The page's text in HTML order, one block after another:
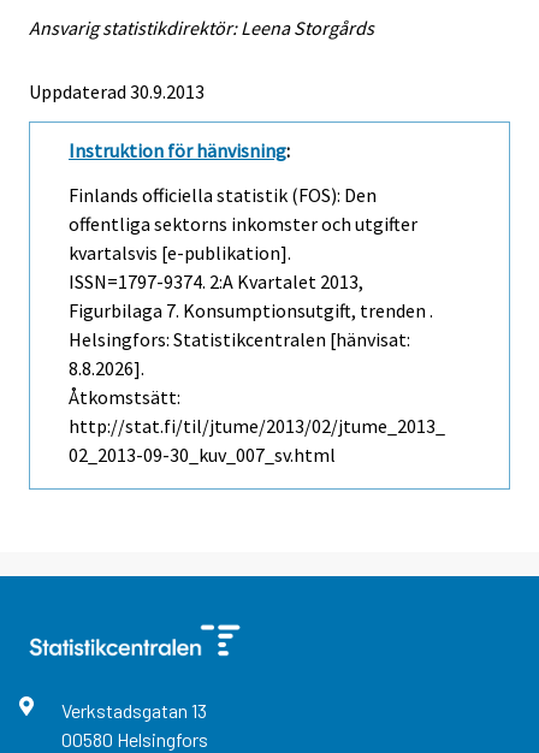
Ansvarig statistikdirektör: Leena Storgårds
Uppdaterad 30.9.2013
Instruktion för hänvisning:
Finlands officiella statistik (FOS): Den
offentliga sektorns inkomster och utgifter
kvartalsvis [e-publikation].
ISSN=1797-9374. 2:a Kvartalet 2013,
Figurbilaga 7. Konsumptionsutgift, trenden .
Helsingfors: Statistikcentralen [hänvisat:
8.8.2026].
Åtkomstsätt:
http://stat.fi/til/jtume/2013/02/jtume_2013_
02_2013-09-30_kuv_007_sv.html
Verkstadsgatan 13
00580 Helsingfors